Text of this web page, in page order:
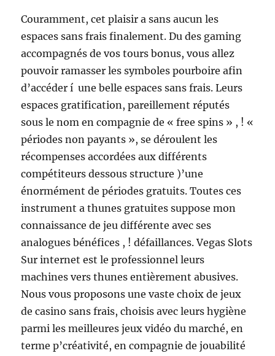
Couramment, cet plaisir a sans aucun les
espaces sans frais finalement. Du des gaming
accompagnés de vos tours bonus, vous allez
pouvoir ramasser les symboles pourboire afin
d’accéder í une belle espaces sans frais. Leurs
espaces gratification, pareillement réputés
sous le nom en compagnie de « free spins » , ! «
périodes non payants », se déroulent les
récompenses accordées aux différents
compétiteurs dessous structure )’une
énormément de périodes gratuits. Toutes ces
instrument a thunes gratuites suppose mon
connaissance de jeu différente avec ses
analogues bénéfices , ! défaillances. Vegas Slots
Sur internet est le professionnel leurs
machines vers thunes entièrement abusives.
Nous vous proposons une vaste choix de jeux
de casino sans frais, choisis avec leurs hygiène
parmi les meilleures jeux vidéo du marché, en
terme p’créativité, en compagnie de jouabilité